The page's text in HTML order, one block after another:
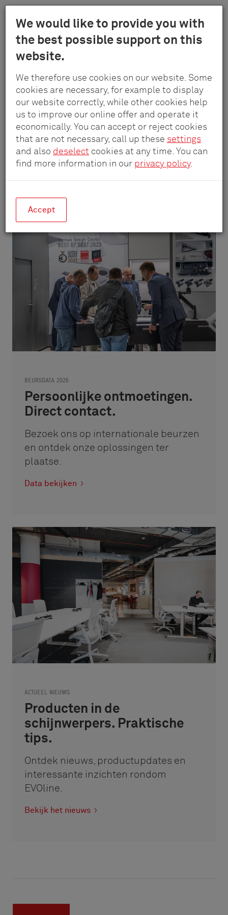
We would like to provide you with
the best possible support on this
website.
We therefore use cookies on our website. Some
cookies are necessary, for example to display
our website correctly, while other cookies help
us to improve our online offer and operate it
economically. You can accept or reject cookies
that are not necessary, call up these settings
and also deselect cookies at any time. You can
find more information in our privacy policy.
Accept
Skip
content
Menu
Schulte
-
GmbH
&
Co.
KG
Uitbreidingsmodule voor inductief laden
Actueel nieuws
Het laatste nieuws over beurzen,
producten en het bedrijf Schulte -
Elektrotechnik.
Persoonlijke ontmoetingen.
Direct contact.
BEURSDATA 2026
Bezoek ons op internationale beurzen
en ontdek onze oplossingen ter
plaatse.
Data bekijken
Producten in de
schijnwerpers. Praktische
tips.
ACTUEEL NIEUWS
Ontdek nieuws, productupdates en
interessante inzichten rondom
EVOline.
Bekijk het nieuws